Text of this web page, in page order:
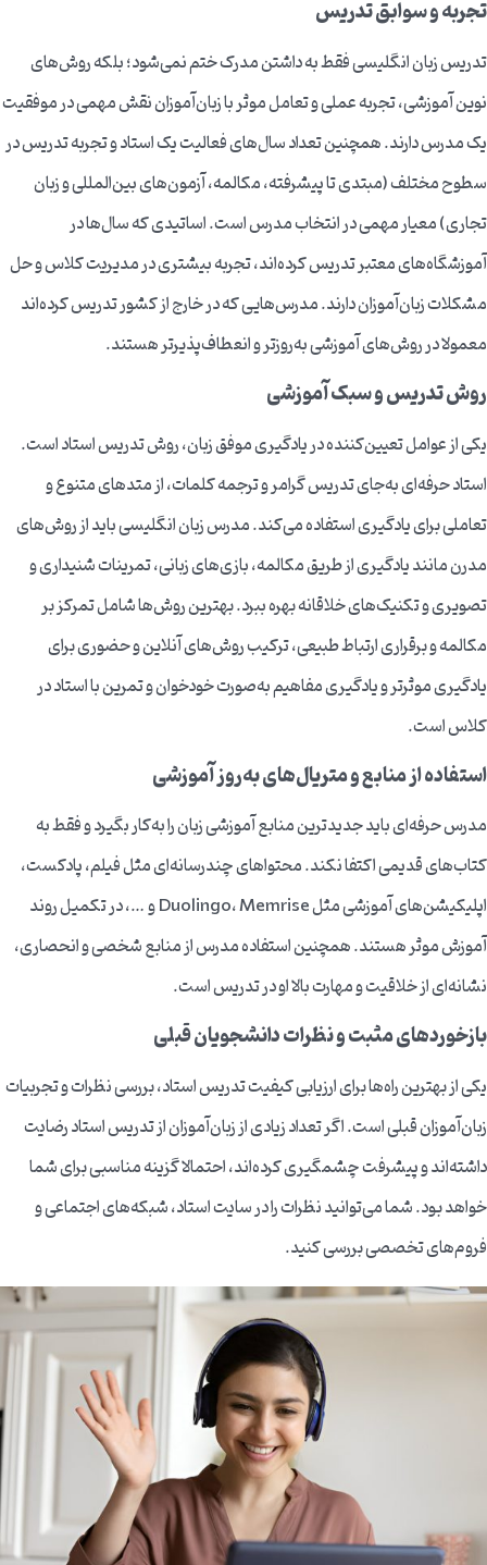
تجربه و سوابق تدریس
تدریس زبان انگلیسی فقط به داشتن مدرک ختم نمی‌شود؛ بلکه روش‌های
نوین آموزشی، تجربه عملی و تعامل موثر با زبان‌آموزان نقش مهمی در موفقیت
یک مدرس دارند. همچنین تعداد سال‌های فعالیت یک استاد و تجربه تدریس در
سطوح مختلف (مبتدی تا پیشرفته، مکالمه، آزمون‌های بین‌المللی و زبان
تجاری) معیار مهمی در انتخاب مدرس است. اساتیدی که سال‌ها در
آموزشگاه‌های معتبر تدریس کرده‌اند، تجربه بیشتری در مدیریت کلاس و حل
مشکلات زبان‌آموزان دارند. مدرس‌هایی که در خارج از کشور تدریس کرده‌اند
معمولا در روش‌های آموزشی به‌روزتر و انعطاف‌پذیرتر هستند.
روش تدریس و سبک آموزشی
یکی از عوامل تعیین‌کننده در یادگیری موفق زبان، روش تدریس استاد است.
استاد حرفه‌ای به‌جای تدریس گرامر و ترجمه کلمات، از متدهای متنوع و
تعاملی برای یادگیری استفاده می‌کند. مدرس زبان انگلیسی باید از روش‌های
مدرن مانند یادگیری از طریق مکالمه، بازی‌های زبانی، تمرینات شنیداری و
تصویری و تکنیک‌های خلاقانه بهره ببرد. بهترین روش‌ها شامل تمرکز بر
مکالمه و برقراری ارتباط طبیعی، ترکیب روش‌های آنلاین و حضوری برای
یادگیری موثرتر و یادگیری مفاهیم به‌صورت خودخوان و تمرین با استاد در
کلاس است.
استفاده از منابع و متریال‌های به‌روز آموزشی
مدرس حرفه‌ای باید جدیدترین منابع آموزشی زبان را به‌کار بگیرد و فقط به
کتاب‌های قدیمی اکتفا نکند. محتواهای چندرسانه‌ای مثل فیلم، پادکست،
اپلیکیشن‌های آموزشی مثل Duolingo، Memrise و …، در تکمیل روند
آموزش موثر هستند. همچنین استفاده مدرس از منابع شخصی و انحصاری،
نشانه‌ای از خلاقیت و مهارت بالا او در تدریس است.
بازخوردهای مثبت و نظرات دانشجویان قبلی
یکی از بهترین راه‌ها برای ارزیابی کیفیت تدریس استاد، بررسی نظرات و تجربیات
زبان‌آموزان قبلی است. اگر تعداد زیادی از زبان‌آموزان از تدریس استاد رضایت
داشته‌اند و پیشرفت چشمگیری کرده‌اند، احتمالا گزینه مناسبی برای شما
خواهد بود. شما می‌توانید نظرات را در سایت استاد، شبکه‌های اجتماعی و
فروم‌های تخصصی بررسی کنید.